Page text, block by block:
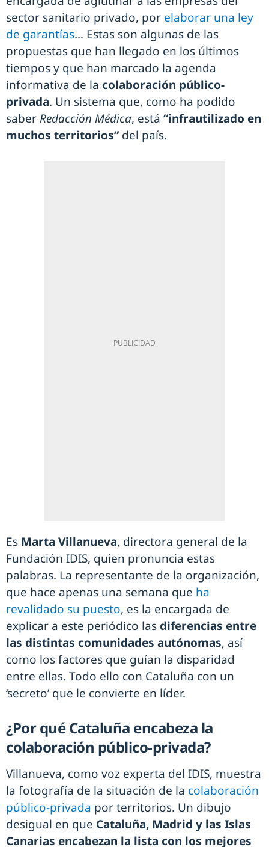
sector sanitario privado, por elaborar una ley
de garantías… Estas son algunas de las
propuestas que han llegado en los últimos
tiempos y que han marcado la agenda
informativa de la colaboración público-
privada. Un sistema que, como ha podido
saberRedacción Médica, está “infrautilizado en
muchos territorios” del país.
Es Marta Villanueva, directora general de la
Fundación IDIS, quien pronuncia estas
palabras. La representante de la organización,
que hace apenas una semana que ha
revalidado su puesto, es la encargada de
explicar a este periódico las diferencias entre
las distintas comunidades autónomas, así
como los factores que guían la disparidad
entre ellas. Todo ello con Cataluña con un
‘secreto’ que le convierte en líder.
¿Por qué Cataluña encabeza la
colaboración público-privada?
Villanueva, como voz experta del IDIS, muestra
la fotografía de la situación de la colaboración
público-privada por territorios. Un dibujo
desigual en que Cataluña, Madrid y las Islas
Canarias encabezan la lista con los mejores